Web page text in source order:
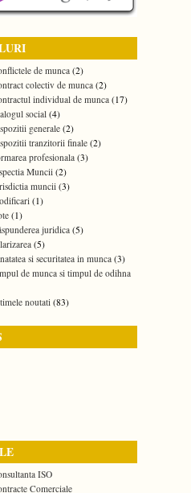
de munca (2)
colectiv de munca (2)
individual de munca (17)
social(4)
generale(2)
tranzitorii finale(2)
profesionala(3)
Muncii(2)
muncii (3)
(1)
(1)
juridica (5)
(5)
si securitatea in munca (3)
de munca si timpul de odihna
noutati (83)
ISO
Comerciale